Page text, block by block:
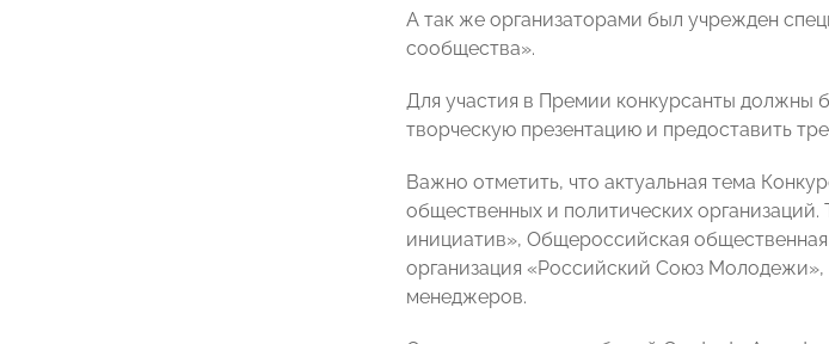
А так же организаторами был учрежден
сообщества».
Для участия в Премии конкурсанты должны
творческую презентацию и предоставить
Важно отметить, что актуальная тема
общественных и политических
инициатив», Общероссийская
организация «Российский Союз Молодежи»,
менеджеров.